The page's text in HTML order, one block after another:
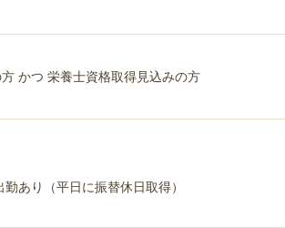
かつ 栄養士資格取得見込みの方
あり（平日に振替休日取得）